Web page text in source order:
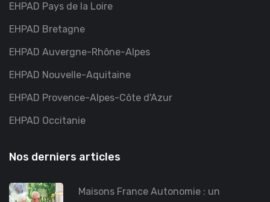
EHPAD Pays de la Loire
EHPAD Bretagne
EHPAD Auvergne-Rhône-Alpes
EHPAD Nouvelle-Aquitaine
EHPAD Provence-Alpes-Côte d'Azur
EHPAD Occitanie
Nos derniers articles
Maisons France Autonomie : un